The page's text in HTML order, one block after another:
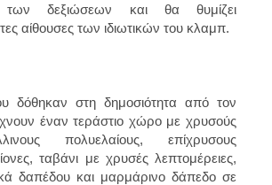
των δεξιώσεων και θα θυμίζει
αίθουσες των ιδιωτικών του κλαμπ.
δόθηκαν στη δημοσιότητα από τον
έναν τεράστιο χώρο με χρυσούς
πολυελαίους, επίχρυσους
ταβάνι με χρυσές λεπτομέρειες,
δαπέδου και μαρμάρινο δάπεδο σε